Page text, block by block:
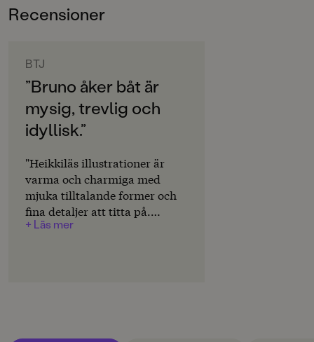
0-3
Svenska
SPRÅK
Svenska
SERIE
PUBLICERINGSDATUM
2025-05-09
Produktion
Recensioner
BTJ
”Bruno åker båt är
mysig, trevlig och
idyllisk.”
"Heikkiläs illustrationer är
varma och charmiga med
mjuka tilltalande former och
fina detaljer att titta på.
Språket är enkelt och
+ Läs mer